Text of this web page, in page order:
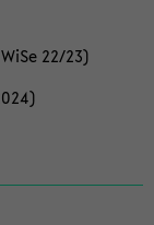
22/23)